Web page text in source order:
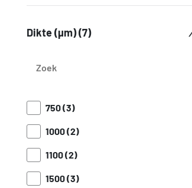
Dikte (µm) (7)
750 (3)
1000 (2)
1100 (2)
1500 (3)